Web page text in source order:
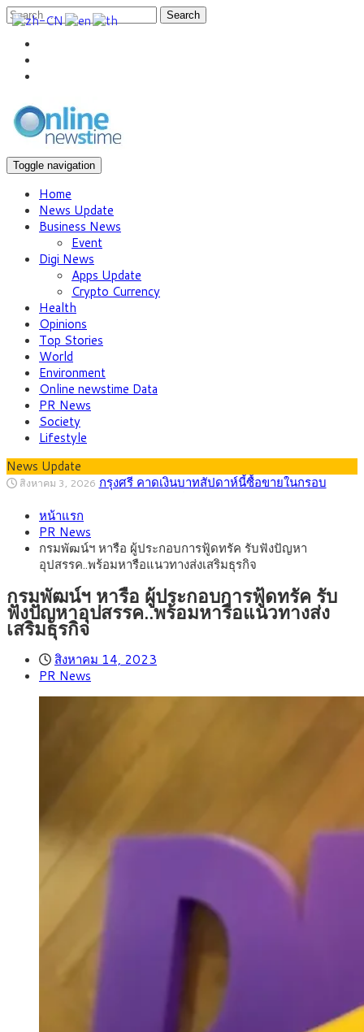
Search
Toggle navigation
Home
News Update
Business News
Event
Digi News
Apps Update
Crypto Currency
Health
Opinions
Top Stories
World
Environment
Online newstime Data
PR News
Society
Lifestyle
News Update
สิงหาคม 3, 2026 กรุงศรี คาดเงินบาทสัปดาห์นี้ซื้อขายในกรอบ
เดินหน้า 5 ยุทธศาสตร์ รื้อโครงสร้างเศรษฐกิจ ดันไทยโตเต็ม
ศักยภาพ
กรกฎาคม 27, 2026
ติดลายการ์ตูน กรมศุลกากร เตือนผู้ปกครองเฝ้าระวัง หลังยึดล็อต
ใหญ่จากเยอรมนี
กรกฎาคม 27, 2026
2569) ซื้อขายในกรอบ 33.40-34.00 มองเฟดคงดอกเบี้ย
สิงหาคม 5, 2026 ครม.ไฟเขียวหลักการ ร่าง พ.ร.ฎ. เปิดทาง รฟม.เดิน
หน้ารถไฟฟ้าสงขลา โมโนเรล 12.54 กม. เชื่อมเมืองหาดใหญ่
สิงหาคม 4, 2026 สธ.ชี้ รพ.รัฐแบกรับผู้ป่วยบัตรทอง 87% แต่ได้งบ
รายหัวเพียง 2,618 บาท เสนอทบทวนจัดสรรงบให้สอดคล้องภาระ
งานจริง
หน้าแรก
PR News
กรมพัฒน์ฯ หารือ ผู้ประกอบการฟู้ดทรัค รับฟังปัญหา
อุปสรรค..พร้อมหารือแนวทางส่งเสริมธุรกิจ
กรมพัฒน์ฯ หารือ ผู้ประกอบการฟู้ดทรัค รับ
ฟังปัญหาอุปสรรค..พร้อมหารือแนวทางส่ง
เสริมธุรกิจ
สิงหาคม 14, 2023
PR News